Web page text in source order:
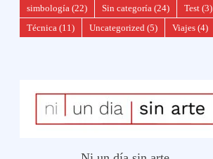
simbología (22) Sin categoría (24) Test (3)
Técnica (11) Uncategorized (5) Viajes (4)